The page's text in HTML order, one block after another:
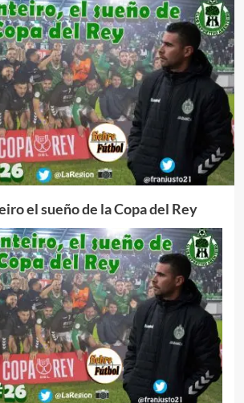
el sueño de la Copa del Rey